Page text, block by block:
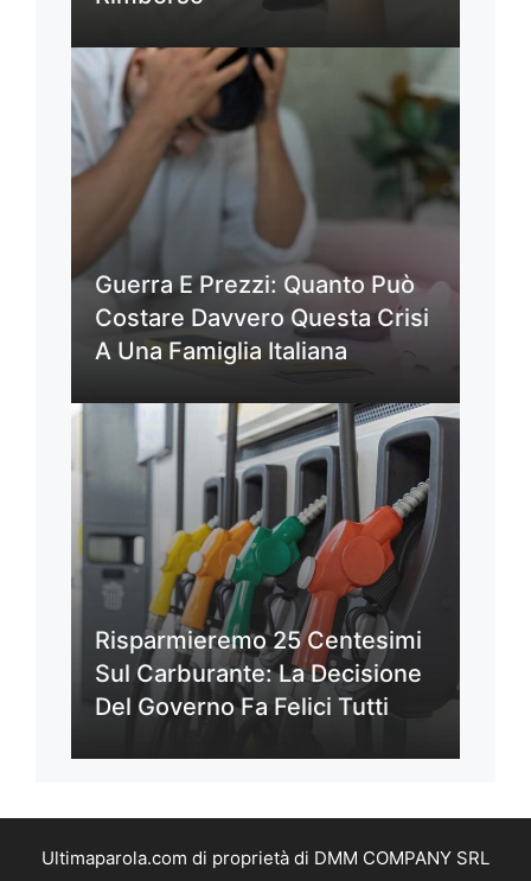
Guerra E Prezzi: Quanto Può
Costare Davvero Questa Crisi
A Una Famiglia Italiana
Risparmieremo 25 Centesimi
Sul Carburante: La Decisione
Del Governo Fa Felici Tutti
Ultimaparola.com di proprietà di DMM COMPANY SRL